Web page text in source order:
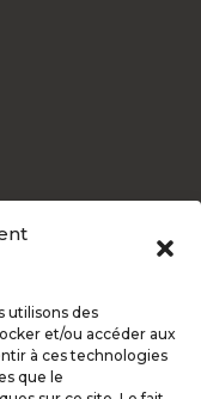
utilisons des
et/ou accéder aux
à ces technologies
que le